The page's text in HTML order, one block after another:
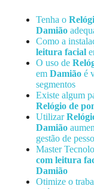
Tenha o
Damião
Como a
leitura facial
O uso de
em Damião é
segmentos
Existe algum
Relógio de
Utilizar
Damião
gestão de
Master
com leitura
Damião
Otimize o